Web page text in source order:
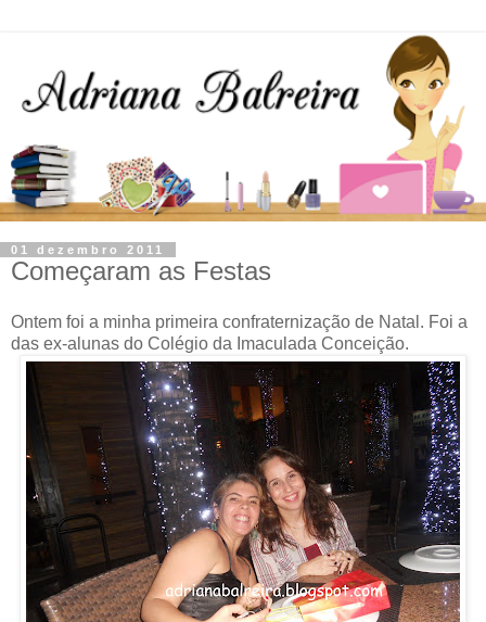
01 dezembro 2011
Começaram as Festas
Ontem foi a minha primeira confraternização de Natal. Foi a
das ex-alunas do Colégio da Imaculada Conceição.